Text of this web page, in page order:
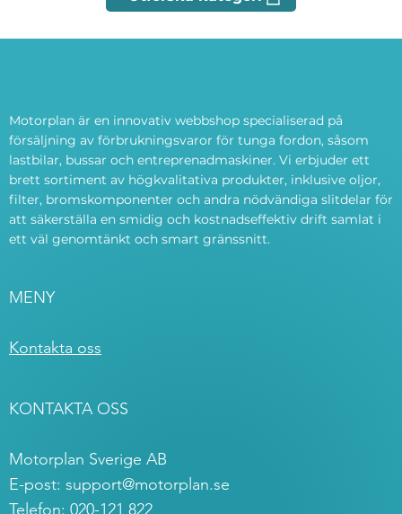
Motorplan är en innovativ webbshop specialiserad på
försäljning av förbrukningsvaror för tunga fordon, såsom
lastbilar, bussar och entreprenadmaskiner. Vi erbjuder ett
brett sortiment av högkvalitativa produkter, inklusive oljor,
filter, bromskomponenter och andra nödvändiga slitdelar för
att säkerställa en smidig och kostnadseffektiv drift samlat i
ett väl genomtänkt och smart gränssnitt.
MENY
Kontakta oss
KONTAKTA OSS
Motorplan Sverige AB
E-post: support@motorplan.se
Telefon: 020-121 822